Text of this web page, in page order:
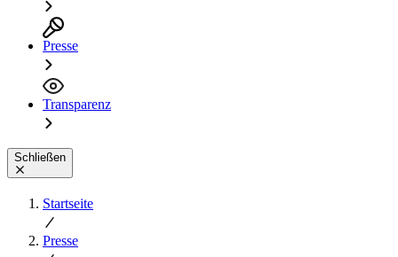
Presse
Transparenz
Schließen
Startseite
Presse